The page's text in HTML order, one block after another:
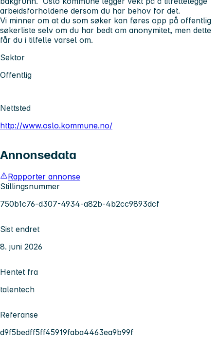
arbeidsforholdene dersom du har behov for det.
Vi minner om at du som søker kan føres opp på offentlig
søkerliste selv om du har bedt om anonymitet, men dette
får du i tilfelle varsel om.
Sektor
Offentlig
Nettsted
http://www.oslo.kommune.no/
Annonsedata
Rapporter annonse
Stillingsnummer
750b1c76-d307-4934-a82b-4b2cc9893dcf
Sist endret
8. juni 2026
Hentet fra
talentech
Referanse
d9f5bedff5ff45919faba4463ea9b99f